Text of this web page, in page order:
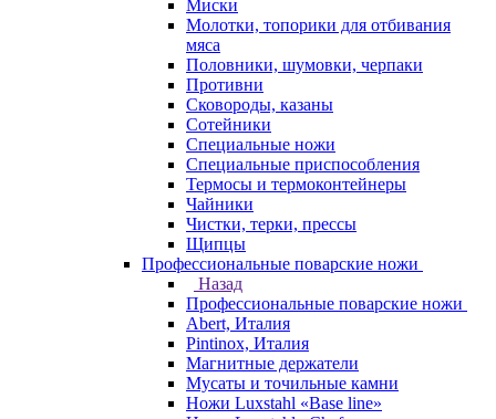
Миски
Молотки, топорики для отбивания
мяса
Половники, шумовки, черпаки
Противни
Сковороды, казаны
Сотейники
Специальные ножи
Специальные приспособления
Термосы и термоконтейнеры
Чайники
Чистки, терки, прессы
Щипцы
Профессиональные поварские ножи
Назад
Профессиональные поварские ножи
Abert, Италия
Pintinox, Италия
Магнитные держатели
Мусаты и точильные камни
Ножи Luxstahl «Base line»